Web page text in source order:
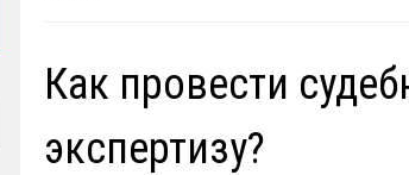
Как провести
экспертизу?